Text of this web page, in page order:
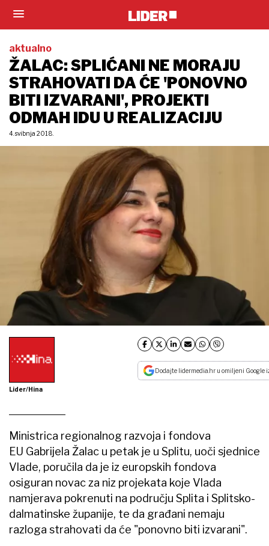
aktualno
ŽALAC: SPLIĆANI NE MORAJU
STRAHOVATI DA ĆE 'PONOVNO
BITI IZVARANI', PROJEKTI
ODMAH IDU U REALIZACIJU
4. svibnja 2018.
Lider/Hina
Dodajte lidermedia.hr u omiljeni Google
Ministrica regionalnog razvoja i fondova
EU Gabrijela Žalac u petak je u Splitu, uoči sjednice
Vlade, poručila da je iz europskih fondova
osiguran novac za niz projekata koje Vlada
namjerava pokrenuti na području Splita i Splitsko-
dalmatinske županije, te da građani nemaju
razloga strahovati da će "ponovno biti izvarani".